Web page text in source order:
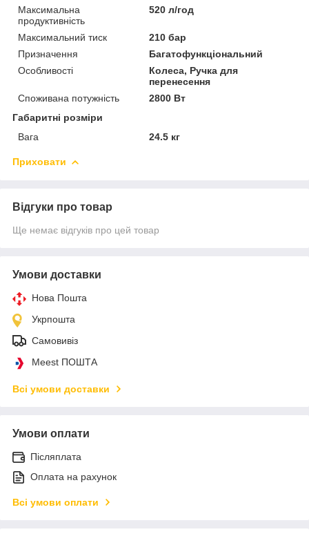
Максимальна
продуктивність
520 л/год
Максимальний тиск
210 бар
Призначення
Багатофункціональний
Особливості
Колеса, Ручка для
перенесення
Споживана потужність
2800 Вт
Габаритні розміри
Вага
24.5 кг
Приховати
Відгуки про товар
Ще немає відгуків про цей товар
Умови доставки
Нова Пошта
Укрпошта
Самовивіз
Meest ПОШТА
Всі умови доставки
Умови оплати
Післяплата
Оплата на рахунок
Всі умови оплати